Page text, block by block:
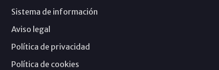
Sistema de información
Aviso legal
Política de privacidad
Política de cookies